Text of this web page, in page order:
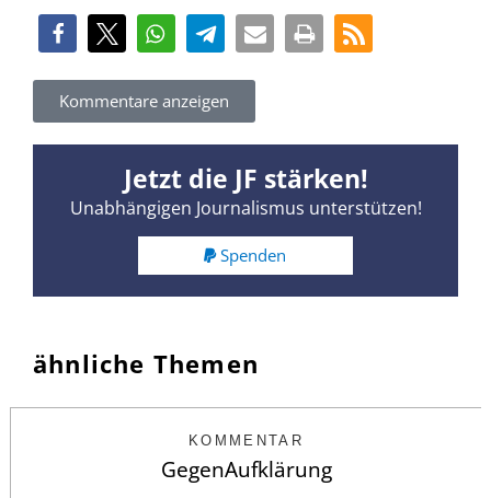
Kommentare anzeigen
Jetzt die JF stärken!
Unabhängigen Journalismus unterstützen!
Spenden
ähnliche Themen
KOMMENTAR
GegenAufklärung